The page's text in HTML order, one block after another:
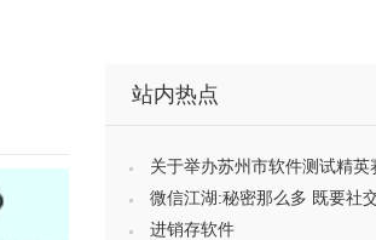
站内热点
关于举办苏州市软件测试精英
微信江湖:秘密那么多 既要社
进销存软件